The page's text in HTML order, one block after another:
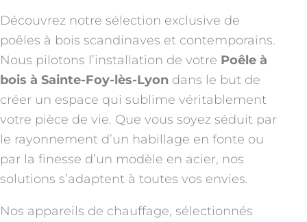
Découvrez notre sélection exclusive de
poêles à bois scandinaves et contemporains.
Nous pilotons l’installation de votre Poêle à
bois à Sainte-Foy-lès-Lyon dans le but de
créer un espace qui sublime véritablement
votre pièce de vie. Que vous soyez séduit par
le rayonnement d’un habillage en fonte ou
par la finesse d’un modèle en acier, nos
solutions s’adaptent à toutes vos envies.
Nos appareils de chauffage, sélectionnés